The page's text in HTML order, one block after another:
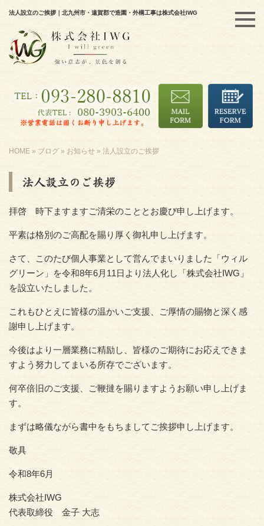
法人設立のご挨拶｜北九州市・遠賀郡で造園・外構工事は株式会社IWG
HOME » ブログ » お知らせ » 法人設立のご挨拶
法人設立のご挨拶
拝啓 時下ますますご清栄のこととお慶び申し上げます。
平素は格別のご高配を賜り厚く御礼申し上げます。
さて、このたび個人事業として営んでまいりました「ウィル
グリーン」を令和8年6月11日より法人化し「株式会社IWG」
を設立いたしました。
これもひとえに皆様の温かいご支援、ご厚情の賜物と深く感
謝申し上げます。
今後はより一層業務に精励し、皆様のご期待にお応えできま
すよう努力してまいる所存でございます。
何卒倍旧のご支援、ご鞭撻を賜りますようお願い申し上げま
す。
まずは略儀ながら書中をもちましてご挨拶申し上げます。
敬具
令和8年6月
株式会社IWG
代表取締役 金子 大志